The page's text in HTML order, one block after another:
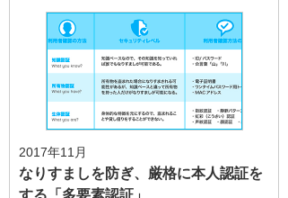
2017年11月
なりすましを防ぎ、厳格に本人認証を